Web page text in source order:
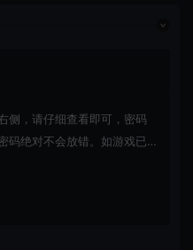
侧，请仔细查看即可，密码
码绝对不会放错。如游戏已